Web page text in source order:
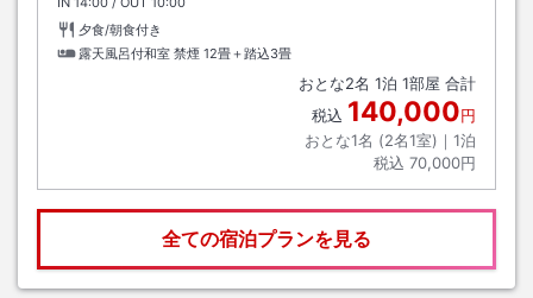
夕食/朝食付き
露天風呂付和室 禁煙 12畳＋踏込3畳
おとな2名 1泊 1部屋 合計
税込 140,000円
おとな1名 (2名1室)｜ 1泊
税込 70,000円
全ての宿泊プランを見る